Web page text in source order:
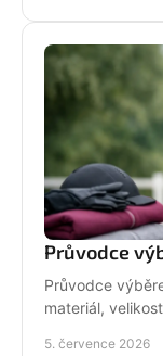
Průvodce
Průvodce
materiál,
5. července 2026